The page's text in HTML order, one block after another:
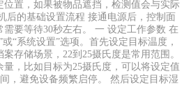
置，如果被物品遮挡，检测值会与实际
后的基础设置流程 接通电源后，控制面
要等待30秒左右。 一 设定工作参数 在
“系统设置”选项。首先设定目标温度，
存储场景，22到25摄氏度是常用范围。
，比如目标为25摄氏度，可以将设定值
，避免设备频繁启停。 然后设定目标湿